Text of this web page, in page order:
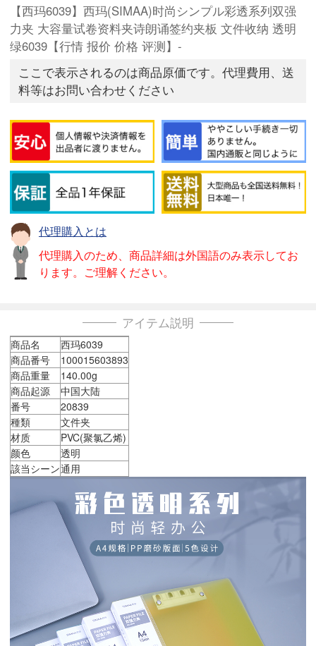
【西玛6039】西玛(SIMAA)时尚シンプル彩透系列双强
力夹 大容量试卷资料夹诗朗诵签约夹板 文件收纳 透明
绿6039【行情 报价 价格 评测】-
ここで表示されるのは商品原価です。代理費用、送
料等はお問い合わせください
代理購入とは
代理購入のため、商品詳細は外国語のみ表示してお
ります。ご理解ください。
アイテム説明
商品名
西玛6039
商品番号
100015603893
商品重量
140.00g
商品起源
中国大陆
番号
20839
種類
文件夹
材质
PVC(聚氯乙烯)
颜色
透明
該当シーン通用